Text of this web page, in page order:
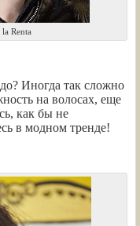
Renta
Иногда так сложно
на волосах, еще
как бы не
в модном тренде!